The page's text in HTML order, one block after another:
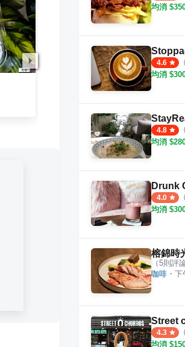
lil Drop coffee 小水滴咖啡
均消 $
4.6 （
均消 $
4.8 （
均消 $
Drunk
4.0 （
均消 $
榕錦時
（5則評論
咖啡 ・ 下
Street
4.3 （
均消 $